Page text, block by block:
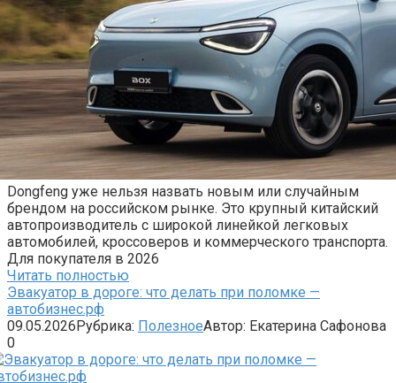
Dongfeng уже нельзя назвать новым или случайным
брендом на российском рынке. Это крупный китайский
автопроизводитель с широкой линейкой легковых
автомобилей, кроссоверов и коммерческого транспорта.
Для покупателя в 2026
Читать полностью
Эвакуатор в дороге: что делать при поломке —
автобизнес.рф
09.05.2026Рубрика: ПолезноеАвтор: Екатерина Сафонова
0